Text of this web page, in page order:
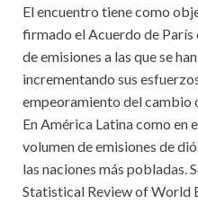
El encuentro tiene como
firmado el Acuerdo de París
de emisiones a las que se
incrementando sus
empeoramiento del cambio
En América Latina como en
volumen de emisiones de
las naciones más pobladas.
Statistical Review of World